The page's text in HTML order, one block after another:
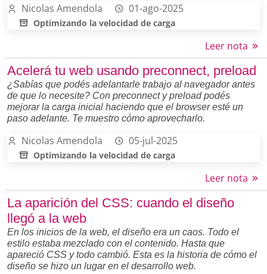
Nicolas Amendola 01-ago-2025
Optimizando la velocidad de carga
Leer nota
Acelerá tu web usando preconnect, preload
¿Sabías que podés adelantarle trabajo al navegador antes
de que lo necesite? Con preconnect y preload podés
mejorar la carga inicial haciendo que el browser esté un
paso adelante. Te muestro cómo aprovecharlo.
Nicolas Amendola 05-jul-2025
Optimizando la velocidad de carga
Leer nota
La aparición del CSS: cuando el diseño
llegó a la web
En los inicios de la web, el diseño era un caos. Todo el
estilo estaba mezclado con el contenido. Hasta que
apareció CSS y todo cambió. Esta es la historia de cómo el
diseño se hizo un lugar en el desarrollo web.